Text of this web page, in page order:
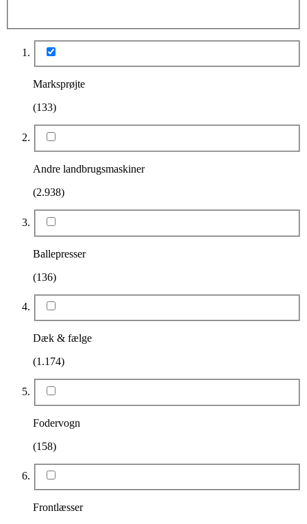
Marksprøjte
(133)
Andre landbrugsmaskiner
(2.938)
Ballepresser
(136)
Dæk & fælge
(1.174)
Fodervogn
(158)
Frontlæsser